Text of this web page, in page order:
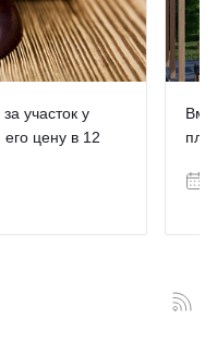
участок у
цену в 12